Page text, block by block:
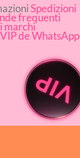
Spedizioni
frequenti
marchi
de WhatsApp